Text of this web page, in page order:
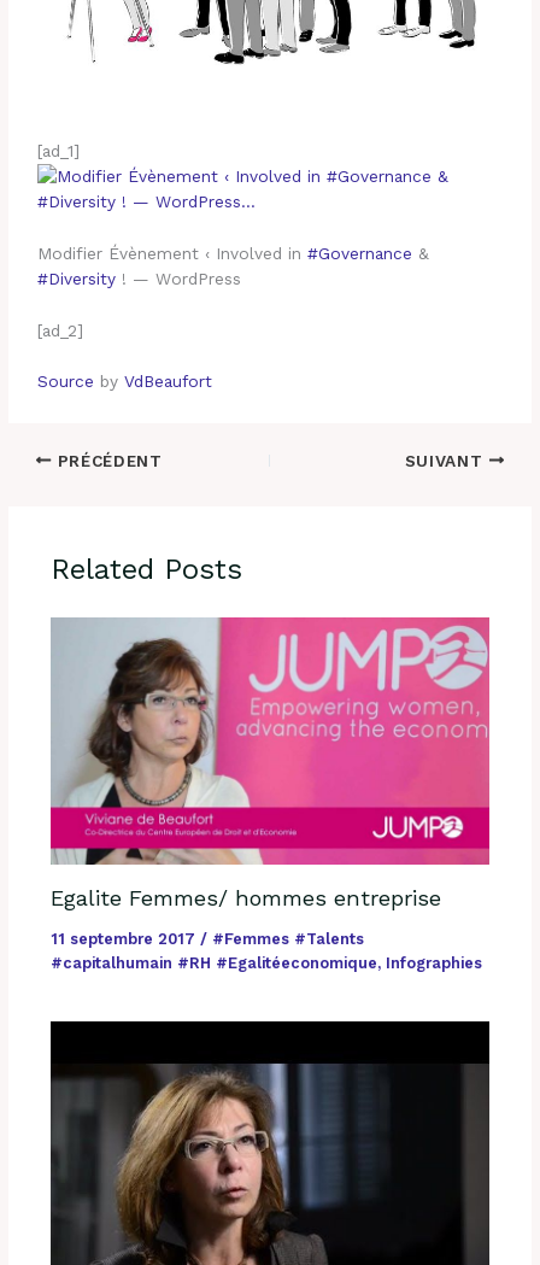
[ad_1]
Modifier Évènement ‹ Involved in#Governance &
#Diversity ! — WordPress
[ad_2]
Source byVdBeaufort
PRÉCÉDENT SUIVANT
Related Posts
Egalite Femmes/ hommes entreprise
11 septembre 2017 / #Femmes #Talents
#capitalhumain #RH #Egalitéeconomique, Infographies